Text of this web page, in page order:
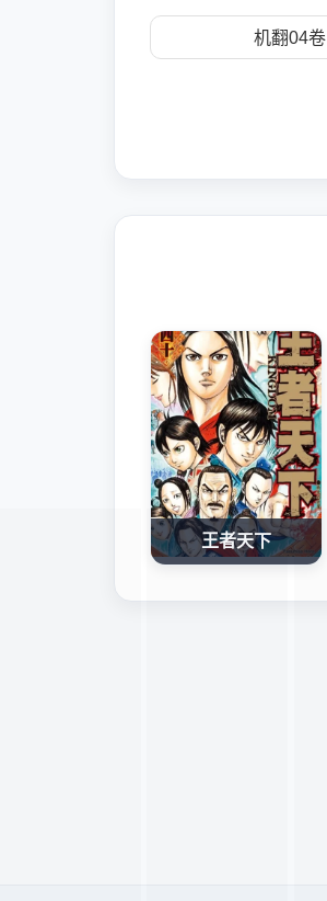
机翻04卷
王者天下